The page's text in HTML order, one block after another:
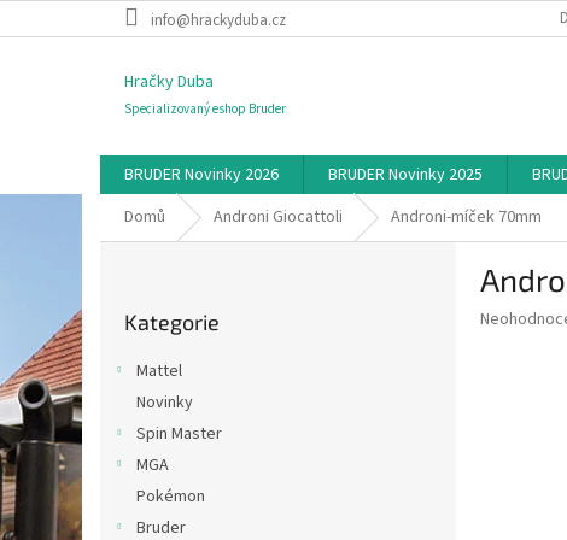
na
info@hrackyduba.cz
Hračky Duba
Specializovaný eshop Bruder
BRUDER Novinky 2026 BRUDER Novinky 2025
Domů
Androni Giocattoli Androni-míček 70mm
kategorie
Kategorie
Mattel
Novinky
Spin Master
MGA
Pokémon
Bruder
Průměrné